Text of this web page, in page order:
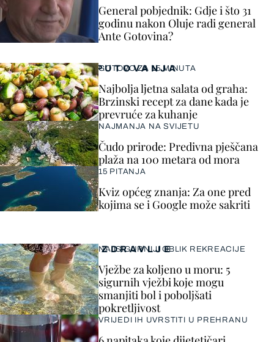
General pobjednik: Gdje i što 31
godinu nakon Oluje radi general
Ante Gotovina?
ZDRAVLJE
NAJSIGURNIJI OBLIK REKREACIJE
Vježbe za koljeno u moru: 5
sigurnih vježbi koje mogu
smanjiti bol i poboljšati
pokretljivost
VRIJEDI IH UVRSTITI U PREHRANU
PUTOVANJA
GOTOVO ZA 15 MINUTA
Najbolja ljetna salata od graha:
Brzinski recept za dane kada je
prevruće za kuhanje
NAJMANJA NA SVIJETU
Čudo prirode: Predivna pješčana
plaža na 100 metara od mora
15 PITANJA
Kviz općeg znanja: Za one pred
kojima se i Google može sakriti